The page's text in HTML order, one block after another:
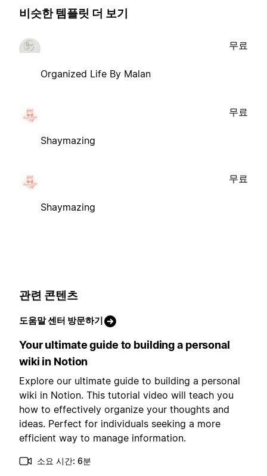
비슷한 템플릿 더 보기
Organized Life By Malan
무료
Shaymazing
무료
Shaymazing
무료
관련 콘텐츠
도움말 센터 방문하기
Your ultimate guide to building a personal
wiki in Notion
Explore our ultimate guide to building a personal
wiki in Notion. This tutorial video will teach you
how to effectively organize your thoughts and
ideas. Perfect for individuals seeking a more
efficient way to manage information.
소요 시간: 6분